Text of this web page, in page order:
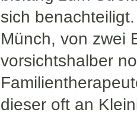
sich
Münch, von zwei
vorsichtshalber
dieser oft an